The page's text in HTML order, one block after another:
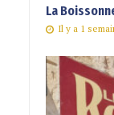
La
Il y a 1